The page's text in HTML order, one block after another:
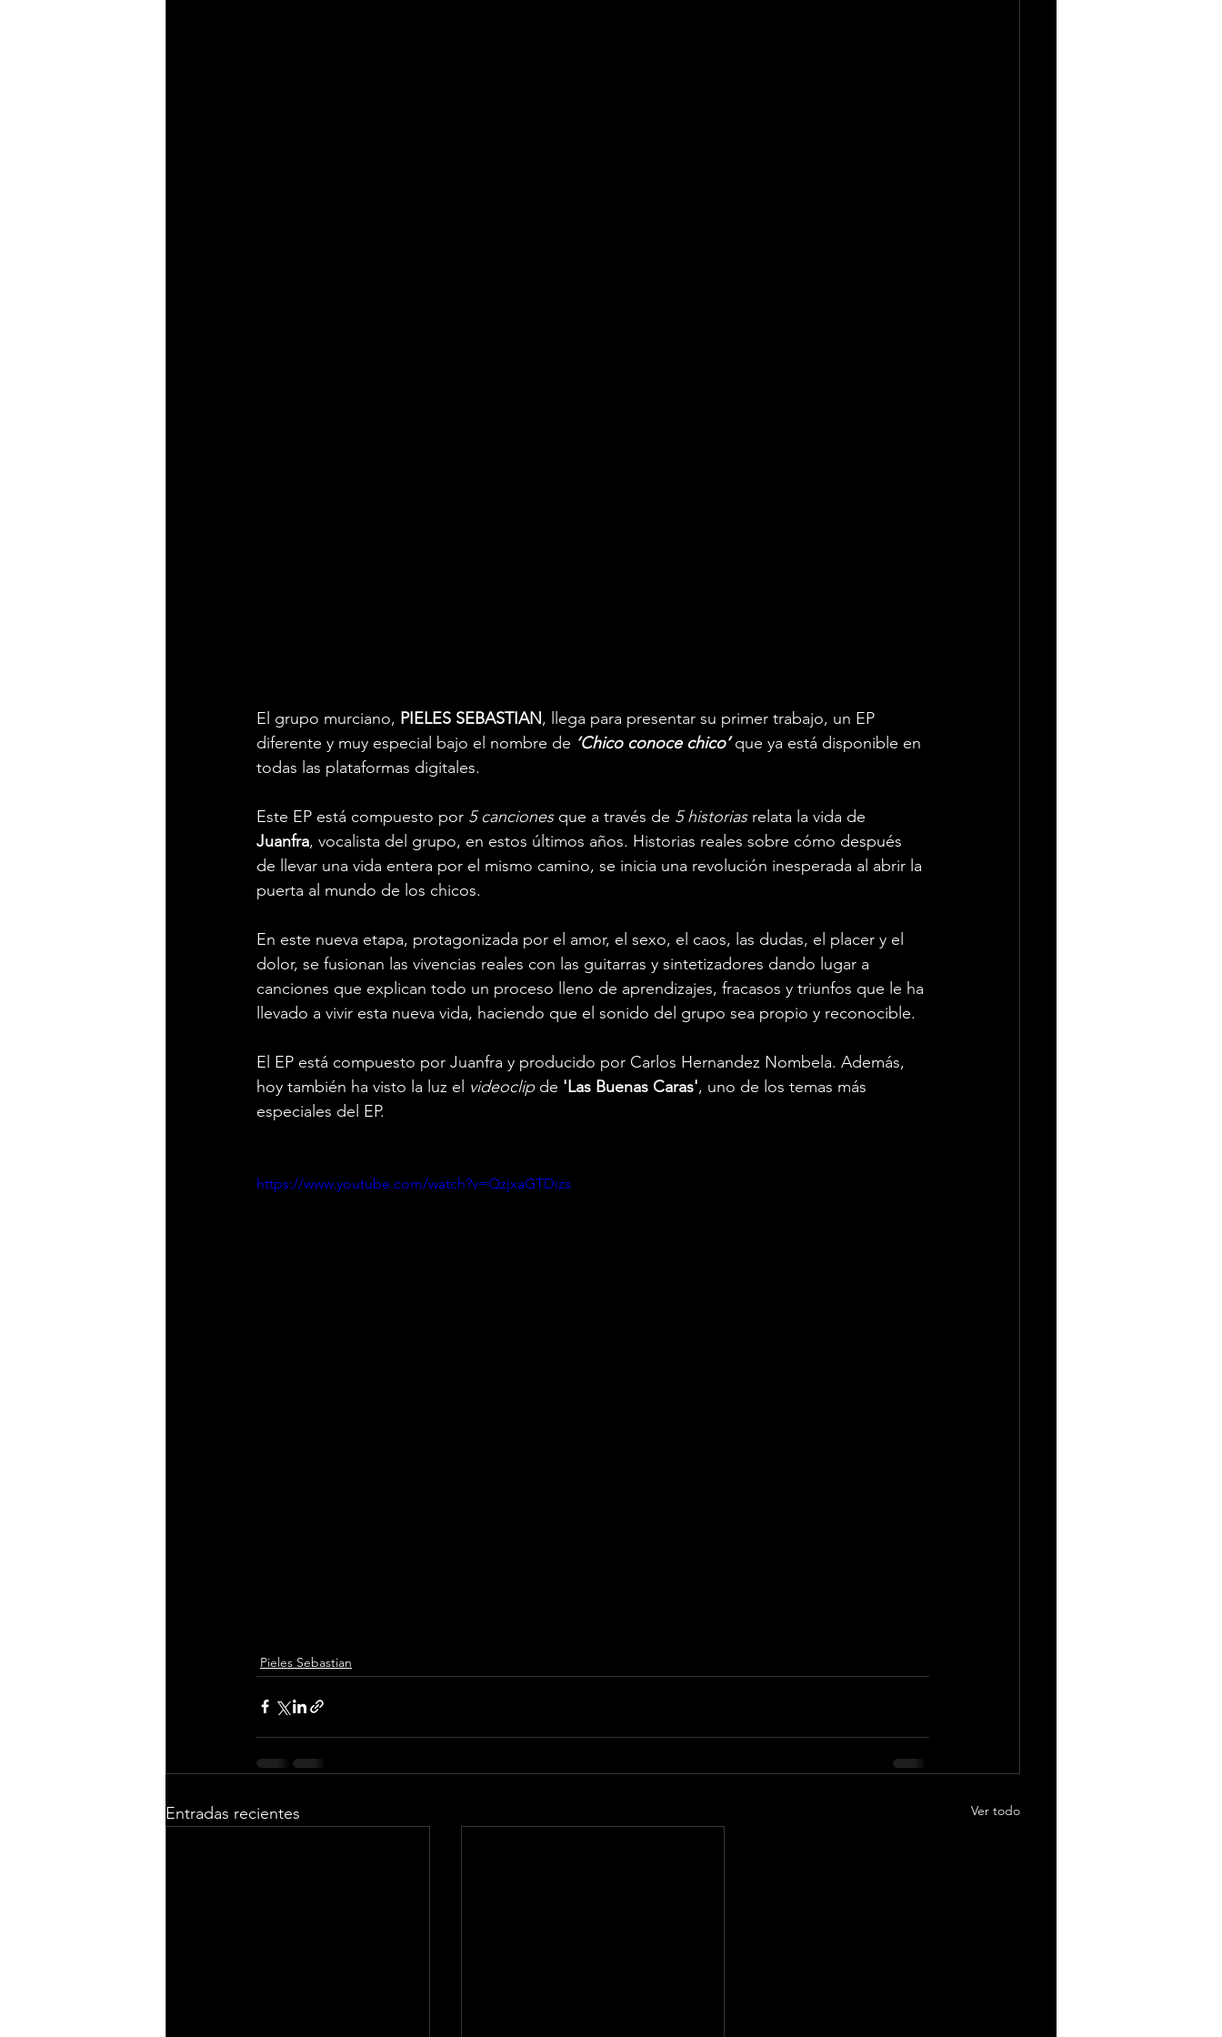
El grupo murciano, PIELES SEBASTIAN, llega para presentar su primer trabajo, un EP
diferente y muy especial bajo el nombre de ‘Chico conoce chico’ que ya está disponible en
todas las plataformas digitales.
Este EP está compuesto por 5 canciones que a través de 5 historias relata la vida de
Juanfra, vocalista del grupo, en estos últimos años. Historias reales sobre cómo después
de llevar una vida entera por el mismo camino, se inicia una revolución inesperada al abrir la
puerta al mundo de los chicos.
En este nueva etapa, protagonizada por el amor, el sexo, el caos, las dudas, el placer y el
dolor, se fusionan las vivencias reales con las guitarras y sintetizadores dando lugar a
canciones que explican todo un proceso lleno de aprendizajes, fracasos y triunfos que le ha
llevado a vivir esta nueva vida, haciendo que el sonido del grupo sea propio y reconocible.
El EP está compuesto por Juanfra y producido por Carlos Hernandez Nombela. Además,
hoy también ha visto la luz el videoclip de 'Las Buenas Caras', uno de los temas más
especiales del EP.
https://www.youtube.com/watch?v=QzjxaGTDizs
Pieles Sebastian
Entradas recientes Ver todo